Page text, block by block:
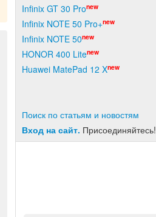
Infinix GT 30 Pronew
Infinix NOTE 50 Pro+new
Infinix NOTE 50new
HONOR 400 Litenew
Huawei MatePad 12 Xnew
Поиск по статьям и новостям
Вход на сайт. Присоединяйтесь!